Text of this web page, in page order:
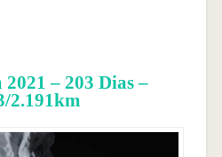
– 203 Dias –
2.191km